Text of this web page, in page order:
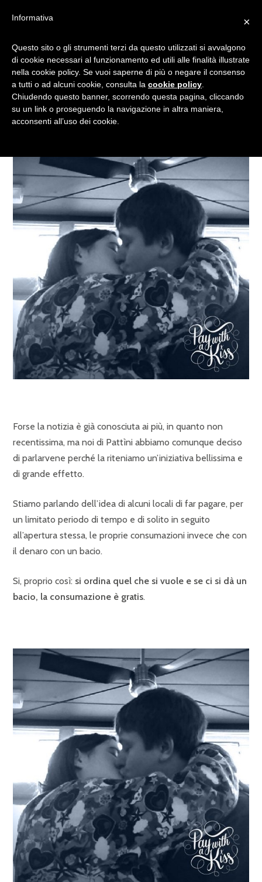
PAGARE CON UN BACIO:
L”AMORE AL POSTO DEL
DENARO
Forse la notizia è già conosciuta ai più, in quanto non
recentissima, ma noi di Pattìni abbiamo comunque deciso
di parlarvene perché la riteniamo un’iniziativa bellissima e
di grande effetto.
Stiamo parlando dell’idea di alcuni locali di far pagare, per
un limitato periodo di tempo e di solito in seguito
all’apertura stessa, le proprie consumazioni invece che con
il denaro con un bacio.
Si, proprio così: si ordina quel che si vuole e se ci si dà un
bacio, la consumazione è gratis.
×
Informativa
Questo sito o gli strumenti terzi da questo utilizzati si avvalgono
di cookie necessari al funzionamento ed utili alle finalità illustrate
nella cookie policy. Se vuoi saperne di più o negare il consenso
a tutti o ad alcuni cookie, consulta la cookie policy
Chiudendo questo banner, scorrendo questa pagina, cliccando
su un link o proseguendo la navigazione in altra maniera,
acconsenti all’uso dei cookie.